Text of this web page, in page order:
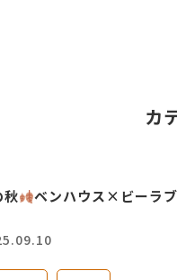
カ
秋 ベンハウス×ビーラ